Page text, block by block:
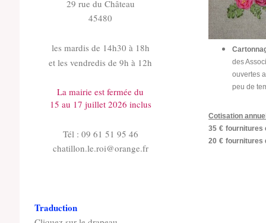
des
ouvertes
peu de
Cotisation
35 € fournitures
20 € fournitures
29 rue du Château
45480
les mardis de 14h30 à 18h
et les vendredis de 9h à 12h
La mairie est fermée du
15 au 17 juillet 2026 inclus
Tél : 09 61 51 95 46
chatillon.le.roi@orange.fr
Traduction